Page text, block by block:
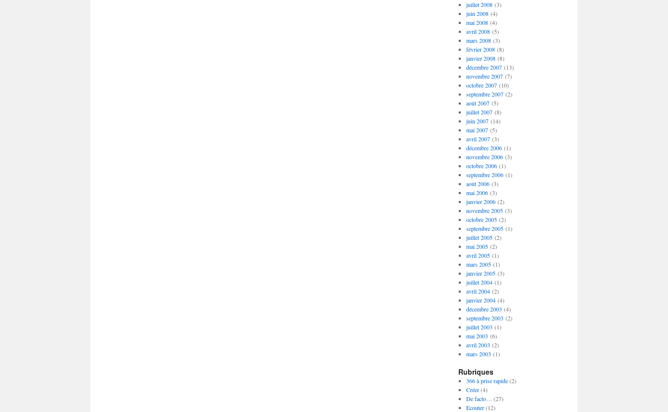
juillet 2008(3)
juin 2008(4)
mai 2008(4)
avril 2008(5)
mars 2008(3)
février 2008(8)
janvier 2008(8)
décembre 2007(13)
novembre 2007(7)
octobre 2007(10)
septembre 2007(2)
août 2007(5)
juillet 2007(8)
juin 2007(14)
mai 2007(5)
avril 2007(3)
décembre 2006(1)
novembre 2006(3)
octobre 2006(1)
septembre 2006(1)
août 2006(3)
mai 2006(3)
janvier 2006(2)
novembre 2005(3)
octobre 2005(2)
septembre 2005(1)
juillet 2005(2)
mai 2005(2)
avril 2005(1)
mars 2005(1)
janvier 2005(3)
juillet 2004(1)
avril 2004(2)
janvier 2004(4)
décembre 2003 (4)
septembre 2003 (2)
juillet 2003 (1)
mai 2003 (6)
avril 2003 (2)
mars 2003 (1)
Rubriques
366 à prise rapide(2)
Créer(4)
De facto… (27)
Ecouter(12)